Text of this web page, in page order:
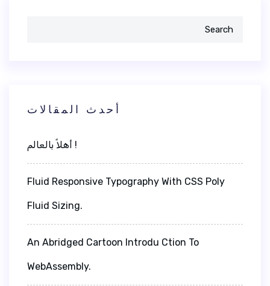
Search
أحدث المقالات
أهلاً بالعالم !
Fluid Responsive Typography With CSS Poly
Fluid Sizing.
An Abridged Cartoon Introdu Ction To
WebAssembly.